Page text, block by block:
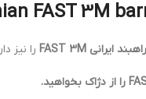
راهبند ایرانی FAST 3M را نیز